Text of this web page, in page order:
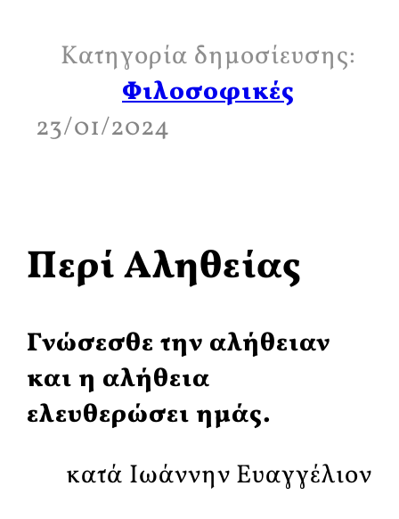
Κατηγορία δημοσίευσης:
Φιλοσοφικές
23/01/2024
Περί Αληθείας
Γνώσεσθε την αλήθειαν
και η αλήθεια
ελευθερώσει ημάς.
κατά Ιωάννην Ευαγγέλιον